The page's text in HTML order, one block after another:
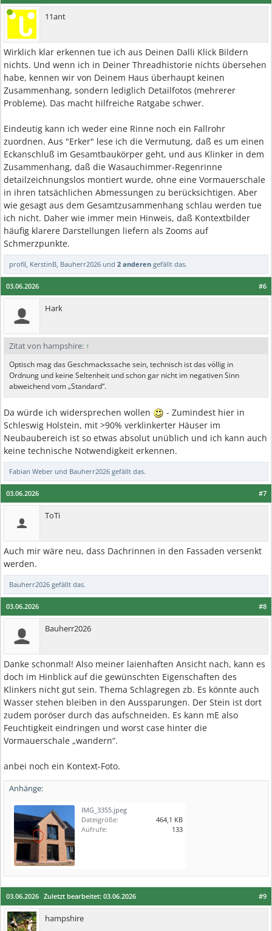
11ant
Wirklich klar erkennen tue ich aus Deinen Dalli Klick Bildern
nichts. Und wenn ich in Deiner Threadhistorie nichts übersehen
habe, kennen wir von Deinem Haus überhaupt keinen
Zusammenhang, sondern lediglich Detailfotos (mehrerer
Probleme). Das macht hilfreiche Ratgabe schwer.
Eindeutig kann ich weder eine Rinne noch ein Fallrohr
zuordnen. Aus "Erker" lese ich die Vermutung, daß es um einen
Eckanschluß im Gesamtbaukörper geht, und aus Klinker in dem
Zusammenhang, daß die Wasauchimmer-Regenrinne
detailzeichnungslos montiert wurde, ohne eine Vormauerschale
in ihren tatsächlichen Abmessungen zu berücksichtigen. Aber
wie gesagt aus dem Gesamtzusammenhang schlau werden tue
ich nicht. Daher wie immer mein Hinweis, daß Kontextbilder
häufig klarere Darstellungen liefern als Zooms auf
Schmerzpunkte.
profil, KerstinB, Bauherr2026 und 2 anderen gefällt das.
#6
03.06.2026
Hark
Zitat von hampshire: ↑
Optisch mag das Geschmackssache sein, technisch ist das völlig in
Ordnung und keine Seltenheit und schon gar nicht im negativen Sinn
abweichend vom „Standard“.
Da würde ich widersprechen wollen
- Zumindest hier in
Schleswig Holstein, mit >90% verklinkerter Häuser im
Neubaubereich ist so etwas absolut unüblich und ich kann auch
keine technische Notwendigkeit erkennen.
Fabian Weber und Bauherr2026 gefällt das.
#7
03.06.2026
ToTi
Auch mir wäre neu, dass Dachrinnen in den Fassaden versenkt
werden.
Bauherr2026 gefällt das.
#8
03.06.2026
Bauherr2026
Danke schonmal! Also meiner laienhaften Ansicht nach, kann es
doch im Hinblick auf die gewünschten Eigenschaften des
Klinkers nicht gut sein. Thema Schlagregen zb. Es könnte auch
Wasser stehen bleiben in den Aussparungen. Der Stein ist dort
zudem poröser durch das aufschneiden. Es kann mE also
Feuchtigkeit eindringen und worst case hinter die
Vormauerschale „wandern“.
anbei noch ein Kontext-Foto.
Anhänge:
IMG_3355.jpeg
Dateigröße:
464,1 KB
Aufrufe:
133
#9
03.06.2026 Zuletzt bearbeitet: 03.06.2026
hampshire